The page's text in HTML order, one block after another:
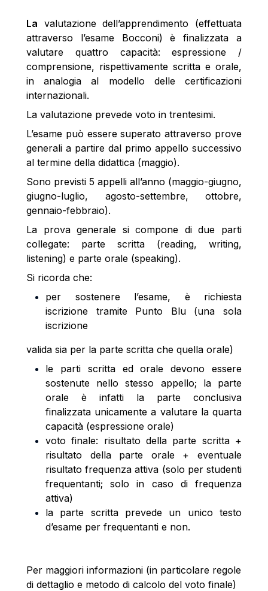
La valutazione dell’apprendimento (effettuata
attraverso l’esame Bocconi) è finalizzata a
valutare quattro capacità: espressione /
comprensione, rispettivamente scritta e orale,
in analogia al modello delle certificazioni
internazionali.
La valutazione prevede voto in trentesimi.
L’esame può essere superato attraverso prove
generali a partire dal primo appello successivo
al termine della didattica (maggio).
Sono previsti 5 appelli all’anno (maggio-giugno,
giugno-luglio, agosto-settembre, ottobre,
gennaio-febbraio).
La prova generale si compone di due parti
collegate: parte scritta (reading, writing,
listening) e parte orale (speaking).
Si ricorda che:
per sostenere l’esame, è richiesta
iscrizione tramite Punto Blu (una sola
iscrizione
valida sia per la parte scritta che quella orale)
le parti scritta ed orale devono essere
sostenute nello stesso appello; la parte
orale è infatti la parte conclusiva
finalizzata unicamente a valutare la quarta
capacità (espressione orale)
voto finale: risultato della parte scritta +
risultato della parte orale + eventuale
risultato frequenza attiva (solo per studenti
frequentanti; solo in caso di frequenza
attiva)
la parte scritta prevede un unico testo
d’esame per frequentanti e non.
Per maggiori informazioni (in particolare regole
di dettaglio e metodo di calcolo del voto finale)